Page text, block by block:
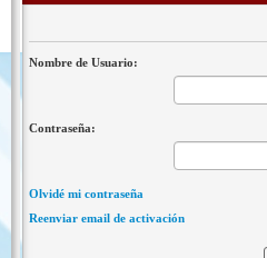
Nombre de Usuario:
Contraseña:
Olvidé mi contraseña
Reenviar email de activación